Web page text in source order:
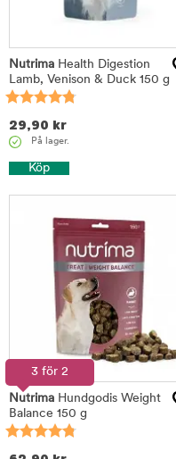
Nutrima Health Digestion
Lamb, Venison & Duck 150 g
29,90 kr
På lager.
Köp
3 för 2
Nutrima Hundgodis Weight
Balance 150 g